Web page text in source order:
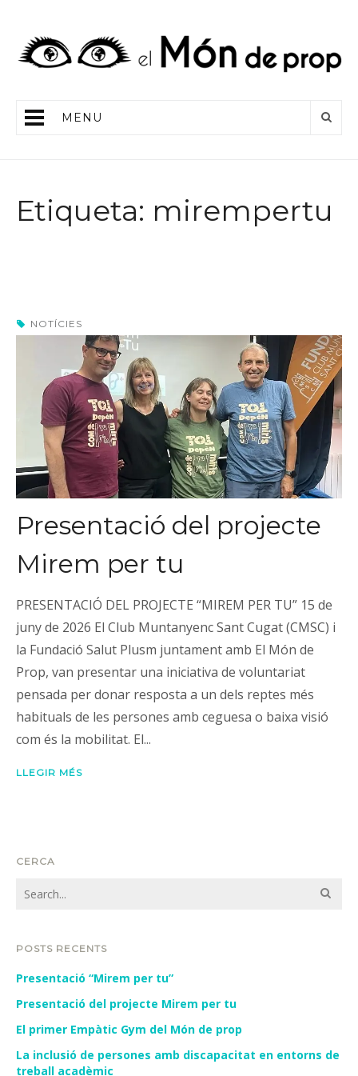
MENU
Etiqueta: mirempertu
NOTÍCIES
Presentació del projecte
Mirem per tu
PRESENTACIÓ DEL PROJECTE “MIREM PER TU” 15 de
juny de 2026 El Club Muntanyenc Sant Cugat (CMSC) i
la Fundació Salut Plusm juntament amb El Món de
Prop, van presentar una iniciativa de voluntariat
pensada per donar resposta a un dels reptes més
habituals de les persones amb ceguesa o baixa visió
com és la mobilitat. El...
LLEGIR MÉS
CERCA
POSTS RECENTS
Presentació “Mirem per tu”
Presentació del projecte Mirem per tu
El primer Empàtic Gym del Món de prop
La inclusió de persones amb discapacitat en entorns de
treball acadèmic